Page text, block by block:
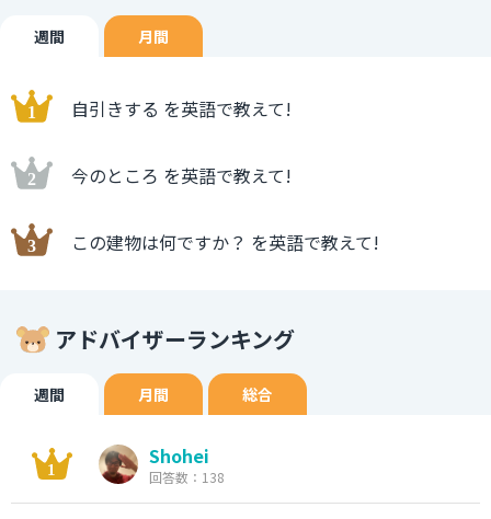
週間 月間
自引きする を英語で教えて!
今のところ を英語で教えて!
この建物は何ですか？ を英語で教えて!
アドバイザーランキング
週間 月間 総合
Shohei
回答数：138